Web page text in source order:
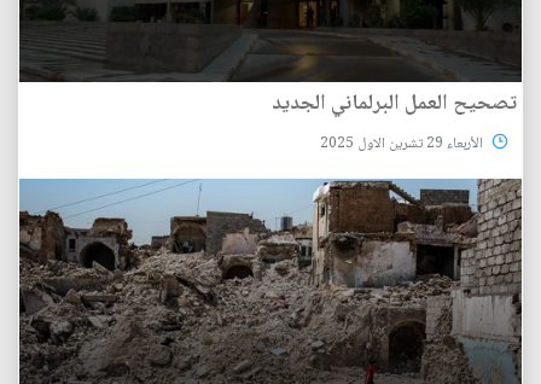
تصحيح العمل البرلماني الجديد
الأربعاء 29 تشرين الاول 2025